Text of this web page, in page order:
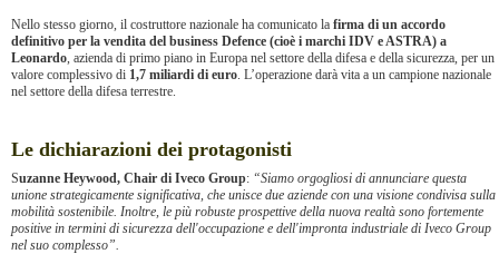
Nello stesso giorno, il costruttore nazionale ha comunicato la firma di un accordo
definitivo per la vendita del business Defence (cioè i marchi IDV e ASTRA) a
Leonardo, azienda di primo piano in Europa nel settore della difesa e della sicurezza, per un
valore complessivo di 1,7 miliardi di euro. L’operazione darà vita a un campione nazionale
nel settore della difesa terrestre.
Le dichiarazioni dei protagonisti
Suzanne Heywood, Chair di Iveco Group: “Siamo orgogliosi di annunciare questa
unione strategicamente significativa, che unisce due aziende con una visione condivisa sulla
mobilità sostenibile. Inoltre, le più robuste prospettive della nuova realtà sono fortemente
positive in termini di sicurezza dell'occupazione e dell'impronta industriale di Iveco Group
nel suo complesso”.